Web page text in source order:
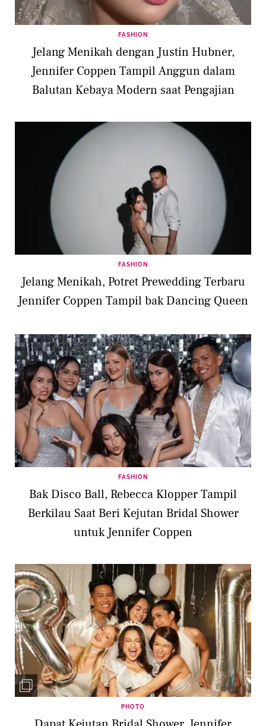
FASHION
Jelang Menikah dengan Justin Hubner,
Jennifer Coppen Tampil Anggun dalam
Balutan Kebaya Modern saat Pengajian
FASHION
Jelang Menikah, Potret Prewedding Terbaru
Jennifer Coppen Tampil bak Dancing Queen
FASHION
Bak Disco Ball, Rebecca Klopper Tampil
Berkilau Saat Beri Kejutan Bridal Shower
untuk Jennifer Coppen
PHOTO